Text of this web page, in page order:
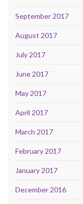
September 2017
August 2017
July 2017
June 2017
May 2017
April 2017
March 2017
February 2017
January 2017
December 2016